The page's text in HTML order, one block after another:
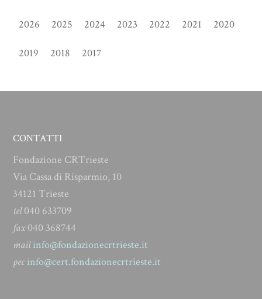
2026 2025 2024 2023 2022 2021 2020
2019 2018 2017
CONTATTI
Fondazione CRTrieste
Via Cassa di Risparmio, 10
34121 Trieste
tel040 633709
fax040 368744
mailinfo@fondazionecrtrieste.it
pecinfo@cert.fondazionecrtrieste.it